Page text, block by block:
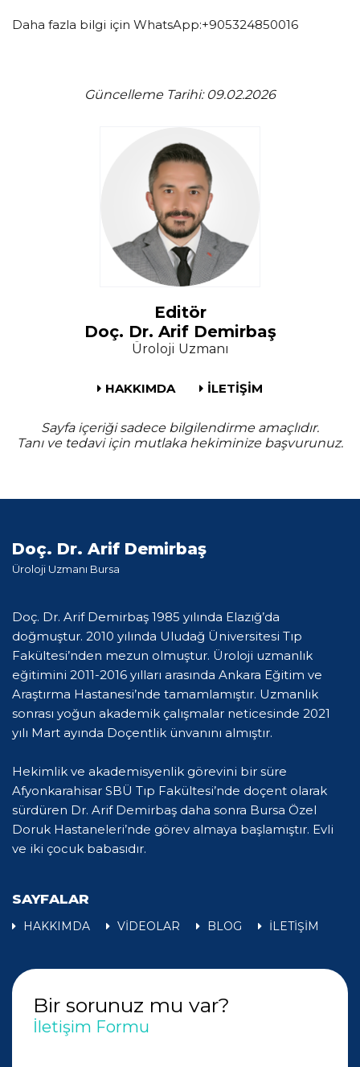
Daha fazla bilgi için WhatsApp:+905324850016
Güncelleme Tarihi: 09.02.2026
Editör
Doç. Dr. Arif Demirbaş
Üroloji Uzmanı
HAKKIMDA İLETİŞİM
Sayfa içeriği sadece bilgilendirme amaçlıdır.
Tanı ve tedavi için mutlaka hekiminize başvurunuz.
Doç. Dr. Arif Demirbaş
Üroloji Uzmanı Bursa
Doç. Dr. Arif Demirbaş 1985 yılında Elazığ’da
doğmuştur. 2010 yılında Uludağ Üniversitesi Tıp
Fakültesi’nden mezun olmuştur. Üroloji uzmanlık
eğitimini 2011-2016 yılları arasında Ankara Eğitim ve
Araştırma Hastanesi’nde tamamlamıştır. Uzmanlık
sonrası yoğun akademik çalışmalar neticesinde 2021
yılı Mart ayında Doçentlik ünvanını almıştır.
Hekimlik ve akademisyenlik görevini bir süre
Afyonkarahisar SBÜ Tıp Fakültesi’nde doçent olarak
sürdüren Dr. Arif Demirbaş daha sonra Bursa Özel
Doruk Hastaneleri’nde görev almaya başlamıştır. Evli
ve iki çocuk babasıdır.
SAYFALAR
HAKKIMDA VİDEOLAR BLOG İLETİŞİM
Bir sorunuz mu var?
İletişim Formu